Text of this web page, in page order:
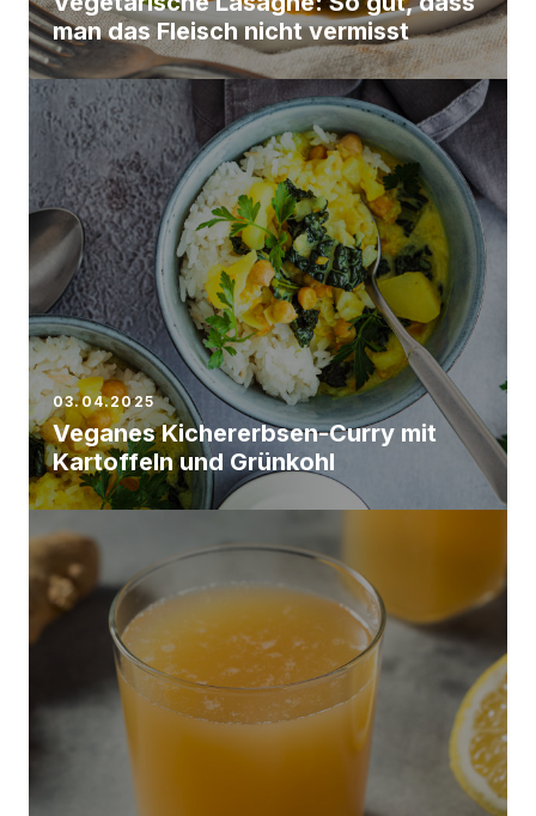
man das Fleisch nicht vermisst
03.04.2025
Veganes Kichererbsen-Curry mit
Kartoffeln und Grünkohl